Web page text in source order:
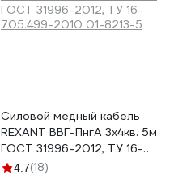
Силовой медный кабель
REXANT ВВГ-ПнгА 3x4кв. 5м
ГОСТ 31996-2012, ТУ 16-
705.499-2010 01-8213-5
4.7(18)